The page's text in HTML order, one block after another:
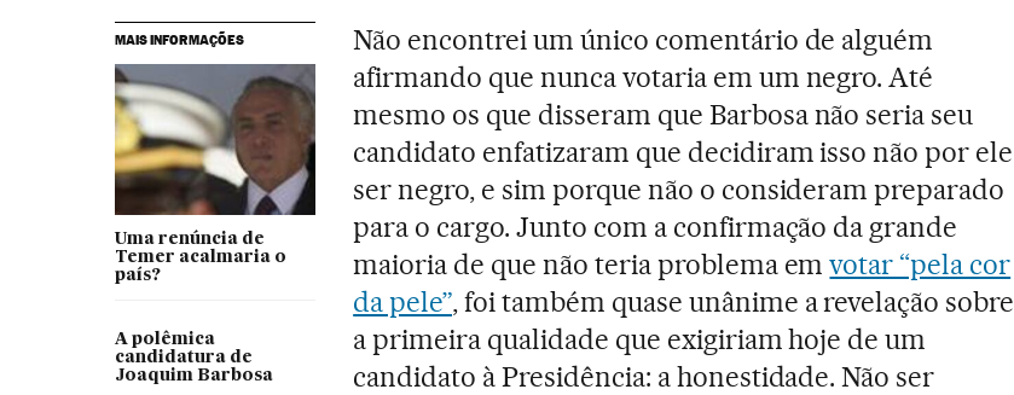
MAIS INFORMAÇÕES
Uma renúncia de
Temer acalmaria o
país?
A polêmica
candidatura de
Joaquim Barbosa
Não encontrei um único comentário de alguém
afirmando que nunca votaria em um negro. Até
mesmo os que disseram que Barbosa não seria seu
candidato enfatizaram que decidiram isso não por ele
ser negro, e sim porque não o consideram preparado
para o cargo. Junto com a confirmação da grande
maioria de que não teria problema emvotar “pela cor
da pele”, foi também quase unânime a revelação sobre
a primeira qualidade que exigiriam hoje de um
candidato à Presidência: a honestidade. Não ser